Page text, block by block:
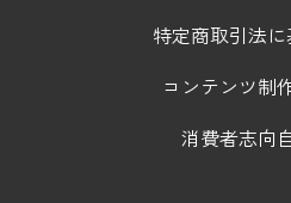
特定商取引法
コンテンツ制
消費者志向